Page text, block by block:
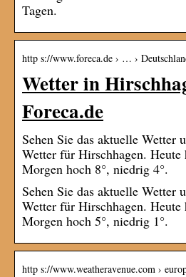
Tagen.
http s://www.foreca.de › … ›
Wetter in
Foreca.de
Sehen Sie das aktuelle Wetter
Wetter für Hirschhagen. Heute
Morgen hoch 8°, niedrig 4°.
Sehen Sie das aktuelle Wetter
Wetter für Hirschhagen. Heute
Morgen hoch 5°, niedrig 1°.
http s://www.weatheravenue.com ›